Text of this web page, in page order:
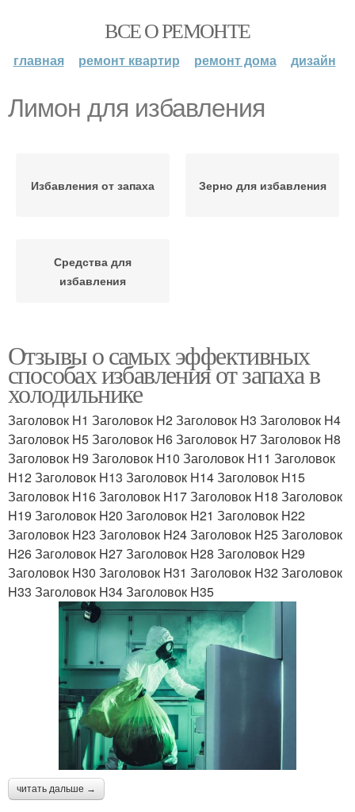
ВСЕ О РЕМОНТЕ
главная ремонт квартир ремонт дома дизайн
Лимон для избавления
Избавления от запаха Зерно для избавления
Средства для
избавления
Отзывы о самых эффективных
способах избавления от запаха в
холодильнике
Заголовок H1 Заголовок H2 Заголовок H3 Заголовок H4
Заголовок H5 Заголовок H6 Заголовок H7 Заголовок H8
Заголовок H9 Заголовок H10 Заголовок H11 Заголовок
H12 Заголовок H13 Заголовок H14 Заголовок H15
Заголовок H16 Заголовок H17 Заголовок H18 Заголовок
H19 Заголовок H20 Заголовок H21 Заголовок H22
Заголовок H23 Заголовок H24 Заголовок H25 Заголовок
H26 Заголовок H27 Заголовок H28 Заголовок H29
Заголовок H30 Заголовок H31 Заголовок H32 Заголовок
H33 Заголовок H34 Заголовок H35
читать дальше →